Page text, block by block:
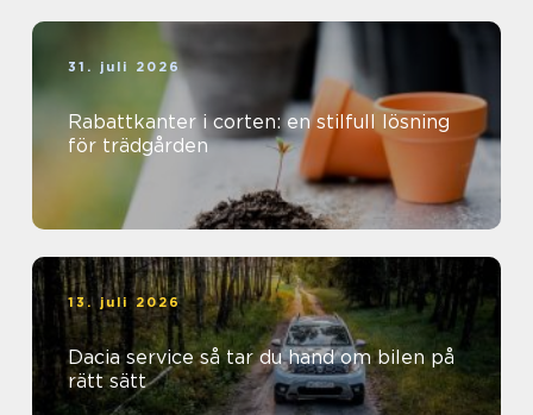
31. juli 2026
Rabattkanter i corten: en stilfull lösning
för trädgården
13. juli 2026
Dacia service så tar du hand om bilen på
rätt sätt